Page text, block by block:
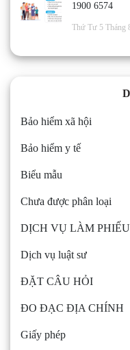
1900 6574
Thứ Tư 5 Tháng
Bảo hiểm xã hội
Bảo hiểm y tế
Biểu mẫu
Chưa được phân loại
DỊCH VỤ LÀM
Dịch vụ luật sư
ĐẶT CÂU HỎI
ĐO ĐẠC ĐỊA CHÍNH
Giấy phép